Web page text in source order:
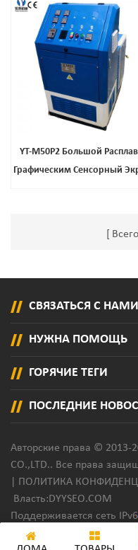
YT-M50P2 Большой
Графическим Сенсорный
Всего
СВЯЗАТЬСЯ С НАМИ
НУЖНА ПОМОЩЬ
ГОРЯЧИЕ ТЕГИ
ПОСЛЕДНИЕ
Авторские права © 2013-
CO.,LTD.. Все права
ПОЛИТИКА
Власть:DYYSEO.COM
Поддерживается сеть IPv6